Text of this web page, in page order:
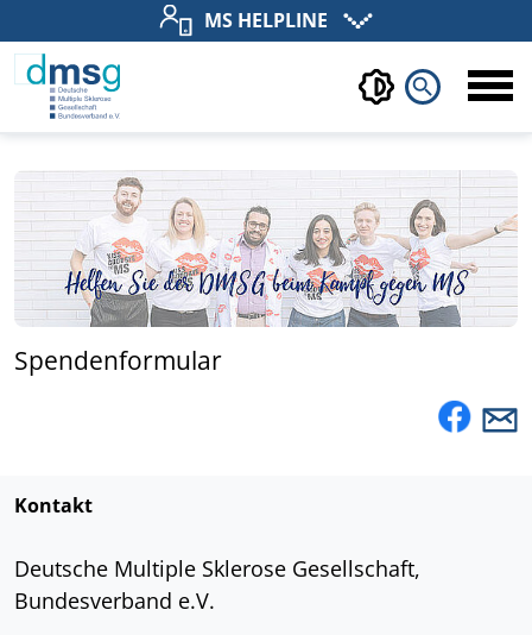
MS HELPLINE
search
Spendenformular
Kontakt
Deutsche Multiple Sklerose Gesellschaft,
Bundesverband e.V.